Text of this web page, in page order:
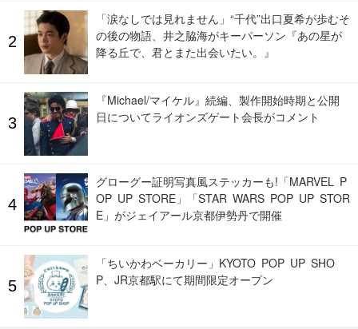
「涙なしでは見れません」“千代”出口夏希が歩むそ
の後の物語、井之脇海がキーパーソン『あの星が
降る丘で、君とまた出会いたい。』
『Michael/マイケル』続編、製作開始時期と公開
日についてライオンズゲート会長がコメント
グローグー証明写真風ステッカーも!「MARVEL P
OP UP STORE」「STAR WARS POP UP STOR
E」がジェイアール京都伊勢丹で開催
「ちいかわベーカリー」KYOTO POP UP SHO
P、JR京都駅にて期間限定オープン